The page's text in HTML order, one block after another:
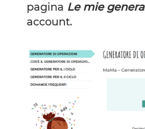
pagina Le mie
account.